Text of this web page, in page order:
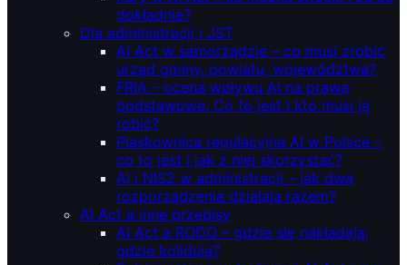
dokładnie?
Dla administracji i JST
AI Act w samorządzie – co musi zrobić
urząd gminy, powiatu, województwa?
FRIA – ocena wpływu AI na prawa
podstawowe. Co to jest i kto musi ją
robić?
Piaskownica regulacyjna AI w Polsce –
co to jest i jak z niej skorzystać?
AI i NIS2 w administracji – jak dwa
rozporządzenia działają razem?
AI Act a inne przepisy
AI Act a RODO – gdzie się nakładają,
gdzie kolidują?